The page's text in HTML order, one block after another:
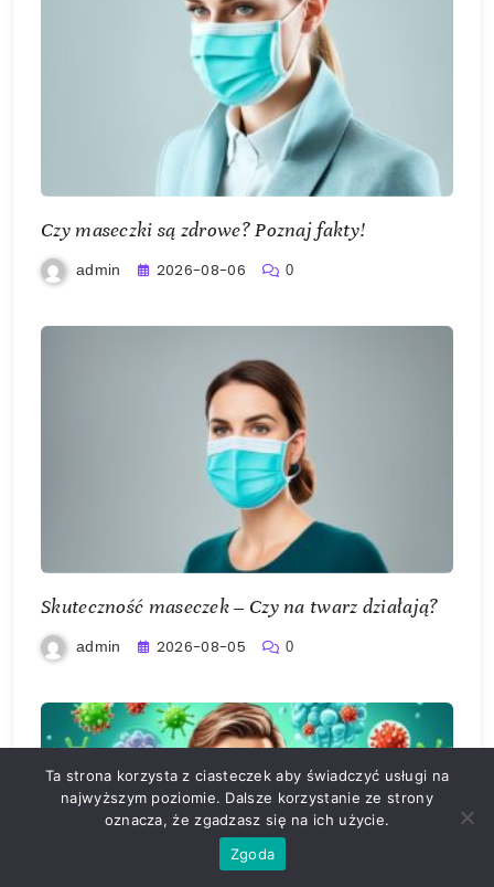
Czy maseczki są zdrowe? Poznaj fakty!
admin 2026-08-06 0
Skuteczność maseczek – Czy na twarz działają?
admin 2026-08-05 0
Ta strona korzysta z ciasteczek aby świadczyć usługi na
najwyższym poziomie. Dalsze korzystanie ze strony
oznacza, że zgadzasz się na ich użycie.
Zgoda